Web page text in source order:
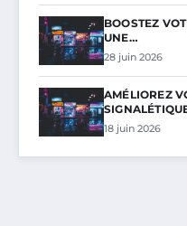
BOOSTEZ
UNE…
28 juin 2026
AMÉLIOREZ
18 juin 2026